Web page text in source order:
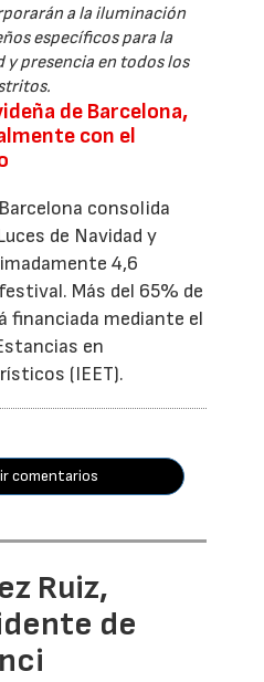
a la iluminación
específicos para la
y presencia en todos los
de Barcelona,
con el
consolida
de Navidad y
4,6
Más del 65% de
financiada mediante el
en
(IEET).
comentarios
Ruiz,
de